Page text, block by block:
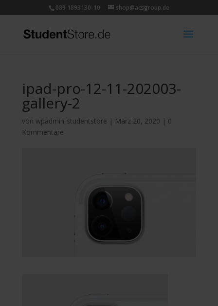
089 1893130-10 shop@acsgroup.de
ipad-pro-12-11-202003-
gallery-2
von wpadmin-studentstore | März 20, 2020 | 0
Kommentare